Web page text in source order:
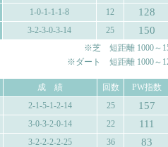
1-0-1-1-1-8 12 128
3-2-3-0-3-14 25 150
※芝 短距離 1000～
※ダート 短距離 1000～
成 績 回数
PW指数
2-1-5-1-2-14 25 157
3-0-3-2-0-14 22 111
3-2-2-2-2-25 36 83